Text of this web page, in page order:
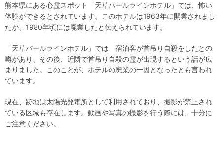
熊本県にある心霊スポット「天草パールラインホテル」では、怖い
体験ができるとされています。このホテルは1963年に開業されまし
たが、1980年頃には廃業したと伝えられています。
「天草パールラインホテル」では、宿泊客が首吊り自殺をしたとの
噂があり、その後、近隣で首吊り自殺の霊が出現するという話が広
まりました。このことが、ホテルの廃業の一因となったとも言われ
ています。
現在、跡地は太陽光発電所として利用されており、撮影が禁止され
ている区域も存在します。動画や写真の撮影を行う際には、十分に
ご注意ください。